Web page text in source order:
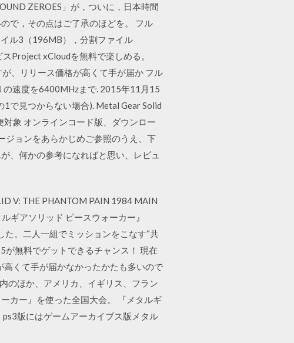
ZEROES」が，ついに，日本時間
で，その点はご了承のほどを。 フル
ル3（196MB），分割ファイル
Project xCloudを無料で楽しめる。
、リリース価格が高くて手が届か フル
の速度を6400MHzまで. 2015年11月15
で見つからない場合). Metal Gear Solid
象 オンラインコード版、ダウンロー
ジョンをあらかじめご参照のうえ、下
、何かの参考になればと思い、レビュ
V: THE PHANTOM PAIN 1984 MAIN
ギアソリッド ピースウォーカー』
た。二人一組でミッションをこなす“共
が無料でゲットできるチャンス！ 現在
くて手が届かなかったかたも多いので
のほか、アメリカ、イギリス、フラン
カー』を使った全国大会。 『メタルギ
版にはゲームアーカイブス版メタル